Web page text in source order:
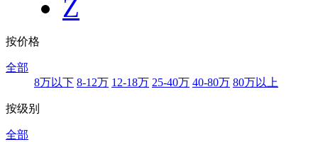
Z
按价格
全部
8万以下 8-12万 12-18万 25-40万 40-80万 80万以上
按级别
全部